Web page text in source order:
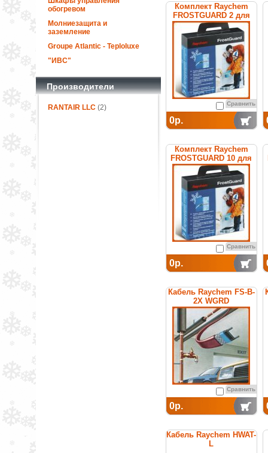
обогревом
Молниезащита и
заземление
Groupe Atlantic - Teploluxe
"ИВС"
Производители
RANTAIR LLC(2)
Комплект Raychem
FROSTGUARD 2 для
обогрева труб
Сравнить
0р.
Комплект Raychem
FROSTGUARD 10 для
обогрева труб
Сравнить
0р.
Кабель Raychem FS-B-
2X WGRD
саморегулирующийся
греющий
Сравнить
0р.
Кабель Raychem HWAT-
L